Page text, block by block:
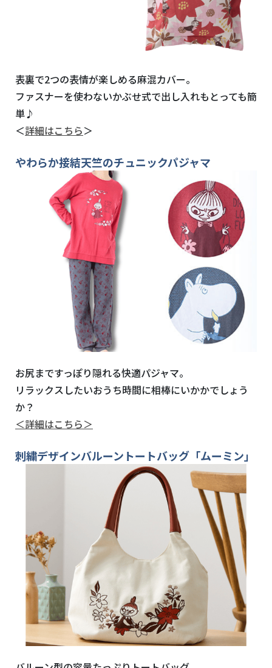
表裏で2つの表情が楽しめる麻混カバー。
ファスナーを使わないかぶせ式で出し入れもとっても簡
単♪
＜詳細はこちら＞
やわらか接結天竺のチュニックパジャマ
お尻まですっぽり隠れる快適パジャマ。
リラックスしたいおうち時間に相棒にいかかでしょう
か？
＜詳細はこちら＞
刺繍デザインバルーントートバッグ「ムーミン」